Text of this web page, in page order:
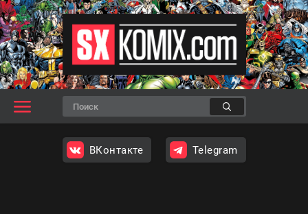
ВКонтакте Telegram